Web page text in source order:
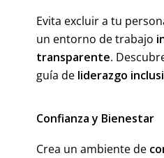
Evita excluir a tu
un entorno de trabajo
transparente.
guía de liderazgo
Confianza y Bienestar
Crea un ambiente de